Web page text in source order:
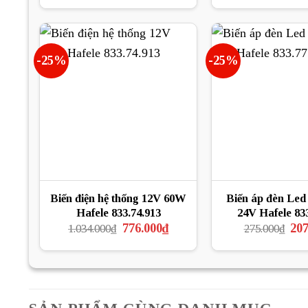
là:
tại
157.000₫.
là:
-25%
Biến điện hệ thống 12V 60W
Hafele 833.74.913
1.034.000₫ Giá
là:
776.000₫Giá
hiện
tại
776.000₫.
-25%
Biến áp đèn Led
24V Hafele
275.000₫ Giá
là: